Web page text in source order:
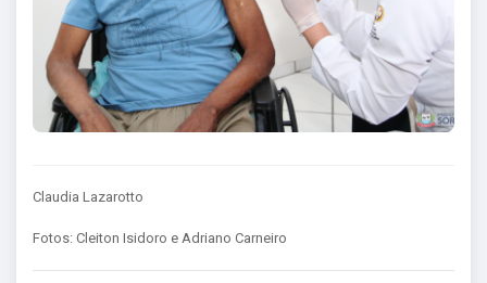
Claudia Lazarotto
Fotos: Cleiton Isidoro e Adriano Carneiro